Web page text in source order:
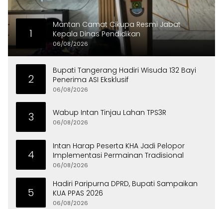
1
Mantan Camat Cikupa Resmi Jabat
Kepala Dinas Pendidikan
06/08/2026
2
Bupati Tangerang Hadiri Wisuda 132 Bayi
Penerima ASI Eksklusif
06/08/2026
3 Wabup Intan Tinjau Lahan TPS3R
06/08/2026
4
Intan Harap Peserta KHA Jadi Pelopor
Implementasi Permainan Tradisional
06/08/2026
5
Hadiri Paripurna DPRD, Bupati Sampaikan
KUA PPAS 2026
06/08/2026